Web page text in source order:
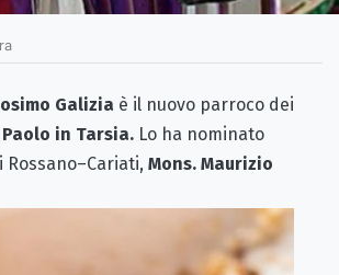
Galizia è il nuovo parroco dei
in Tarsia. Lo ha nominato
Rossano–Cariati, Mons. Maurizio